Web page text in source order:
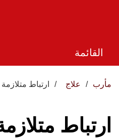
القائمة
مأرب علاج ارتباط
ارتباط